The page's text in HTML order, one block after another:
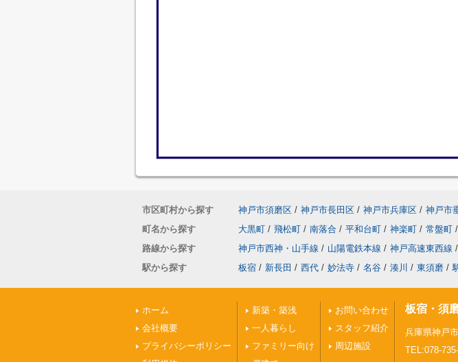
市区町村から探す 神戸市須磨区 / 神戸市長田区 / 神戸市兵庫区 / 神戸市
町名から探す
大黒町 / 飛松町 / 南落合 / 平和台町 / 神楽町 / 常盤町 /
路線から探す
神戸市西神・山手線 / 山陽電鉄本線 / 神戸高速東西線 /
駅から探す
板宿 / 新長田 / 西代 / 妙法寺 / 名谷 / 湊川 / 東須磨 /
ホーム
会社概要
プライバシーポリシー
新築・築浅
一人暮らし
ファミリー向け
お問い合わせ
スタッフ紹介
周辺施設
板宿・須
兵庫県神戸
TEL:078-